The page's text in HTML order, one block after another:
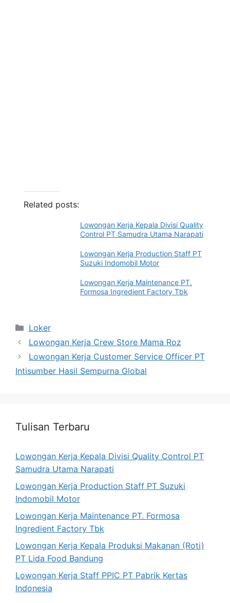
Related posts:
Lowongan Kerja Kepala Divisi Quality
Control PT Samudra Utama Narapati
Lowongan Kerja Production Staff PT
Suzuki Indomobil Motor
Lowongan Kerja Maintenance PT.
Formosa Ingredient Factory Tbk
Categories
Loker
Lowongan Kerja Crew Store Mama Roz
Lowongan Kerja Customer Service Officer PT
Intisumber Hasil Sempurna Global
Tulisan Terbaru
Lowongan Kerja Kepala Divisi Quality Control PT
Samudra Utama Narapati
Lowongan Kerja Production Staff PT Suzuki
Indomobil Motor
Lowongan Kerja Maintenance PT. Formosa
Ingredient Factory Tbk
Lowongan Kerja Kepala Produksi Makanan (Roti)
PT Lida Food Bandung
Lowongan Kerja Staff PPIC PT Pabrik Kertas
Indonesia